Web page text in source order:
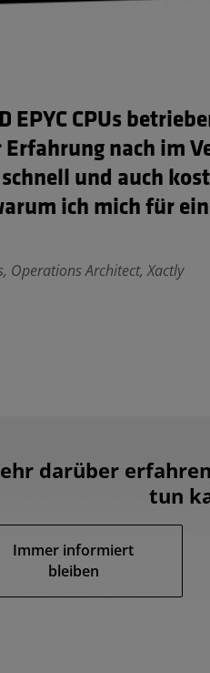
EPYC CPUs
Erfahrung nach im
und auch
ich mich für
Operations Architect, Xactly
darüber
tun
Immer informiert
bleiben